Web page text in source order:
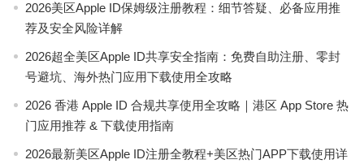
2026美区Apple ID保姆级注册教程：细节答疑、必备应用推
荐及安全风险详解
2026超全美区Apple ID共享安全指南：免费自助注册、零封
号避坑、海外热门应用下载使用全攻略
2026 香港 Apple ID 合规共享使用全攻略｜港区 App Store 热
门应用推荐 & 下载使用指南
2026最新美区Apple ID注册全教程+美区热门APP下载使用详